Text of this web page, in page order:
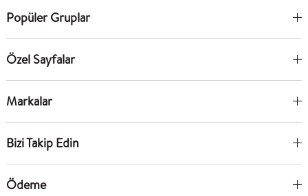
Popüler Gruplar
Özel Sayfalar
Markalar
Bizi Takip Edin
Ödeme